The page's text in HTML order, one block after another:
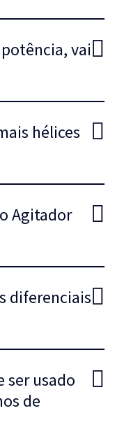
vai
hélices
Agitador
diferenciais
ser usado
de